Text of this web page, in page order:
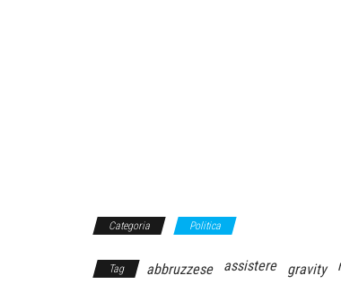
Categoria Politica
Tag abbruzzese assistere gravity